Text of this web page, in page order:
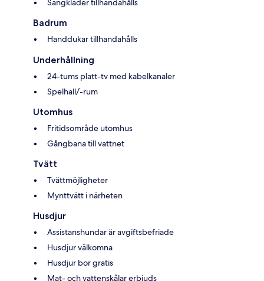
Sängkläder tillhandahålls
Badrum
Handdukar tillhandahålls
Underhållning
24-tums platt-tv med kabelkanaler
Spelhall/-rum
Utomhus
Fritidsområde utomhus
Gångbana till vattnet
Tvätt
Tvättmöjligheter
Mynttvätt i närheten
Husdjur
Assistanshundar är avgiftsbefriade
Husdjur välkomna
Husdjur bor gratis
Mat- och vattenskålar erbjuds